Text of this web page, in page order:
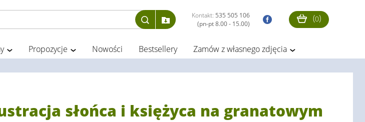
Kontakt: 535 505 106
(pn-pt 8.00 - 15.00)
(0)
Propozycje Nowości Bestsellery Zamów z własnego zdjęcia
słońca i księżyca na granatowym